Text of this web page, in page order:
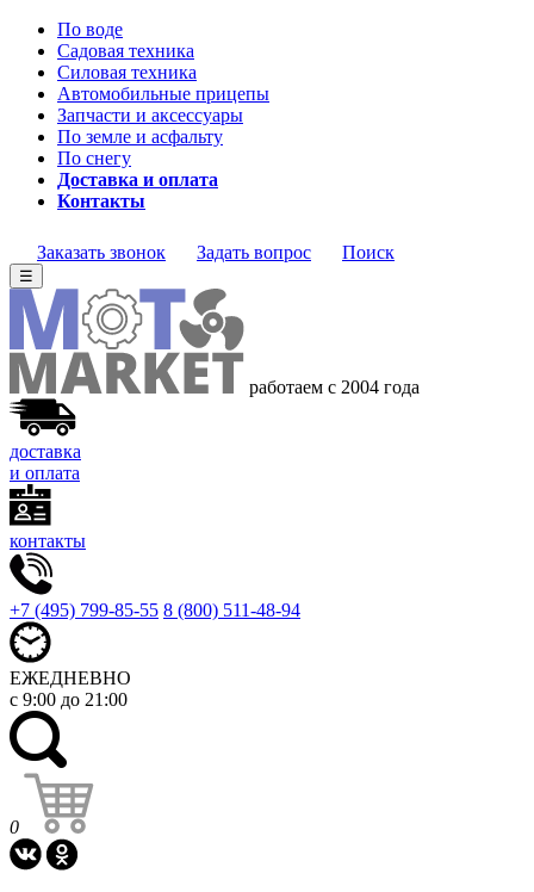
По воде
Садовая техника
Силовая техника
Автомобильные прицепы
Запчасти и аксессуары
По земле и асфальту
По снегу
Доставка и оплата
Контакты
Заказать звонок Задать вопрос Поиск
☰
работаем с 2004 года
доставка
и оплата
контакты
+7 (495) 799-85-55 8 (800) 511-48-94
ЕЖЕДНЕВНО
с 9:00 до 21:00
0